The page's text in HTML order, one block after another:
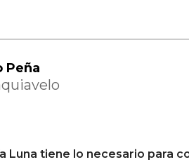
Peña
Luna tiene lo necesario para